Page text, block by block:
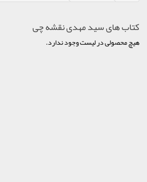
کتاب های سید مهدی نقشه چی
هیچ محصولی در لیست وجود ندارد.